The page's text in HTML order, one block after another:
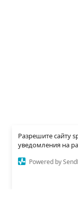
Разрешите сайту
уведомления на
Powered by